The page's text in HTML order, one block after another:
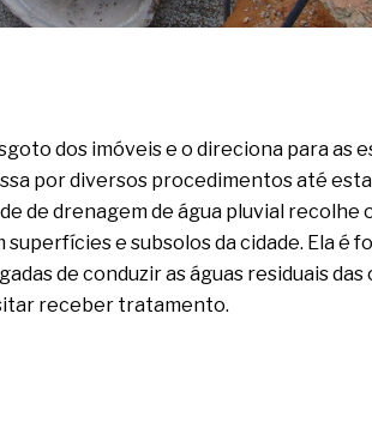
dos imóveis e o direciona para as
por diversos procedimentos até
de drenagem de água pluvial recolhe
superfícies e subsolos da cidade. Ela é
de conduzir as águas residuais das
receber tratamento.